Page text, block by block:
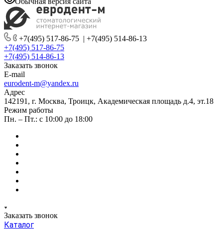
+7(495) 517-86-75 | +7(495) 514-86-13
+7(495) 517-86-75
+7(495) 514-86-13
Заказать звонок
E-mail
eurodent-m@yandex.ru
Адрес
142191, г. Москва, Троицк, Академическая площадь д.4, эт.18
Режим работы
Пн. – Пт.: с 10:00 до 18:00
Заказать звонок
Каталог